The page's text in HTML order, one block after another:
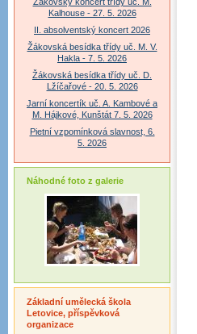
Kalhouse - 27. 5. 2026
II. absolventský koncert 2026
Žákovská besídka třídy uč. M. V.
Hakla - 7. 5. 2026
Žákovská besídka třídy uč. D.
Lžíčařové - 20. 5. 2026
Jarní koncertík uč. A. Kambové a
M. Hájkové, Kunštát 7. 5. 2026
Pietní vzpomínková slavnost, 6.
5. 2026
Náhodné foto z galerie
Základní umělecká škola
Letovice, příspěvková
organizace